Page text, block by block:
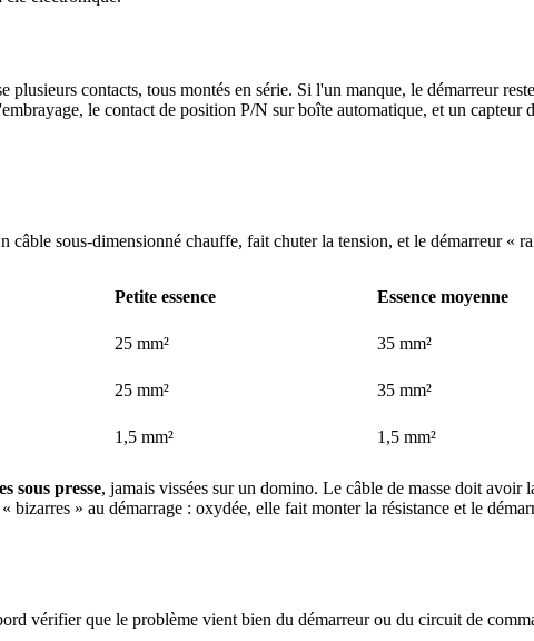
contacts, tous montés en série. Si l'un manque, le démarreur
le contact de position P/N sur boîte automatique, et un
sous-dimensionné chauffe, fait chuter la tension, et le démarreur «
Petite essence Essence moyenne
25 mm² 35 mm²
25 mm² 35 mm²
1,5 mm² 1,5 mm²
sous presse, jamais vissées sur un domino. Le câble de masse doit avoir
bizarres » au démarrage : oxydée, elle fait monter la résistance et le
vérifier que le problème vient bien du démarreur ou du circuit de